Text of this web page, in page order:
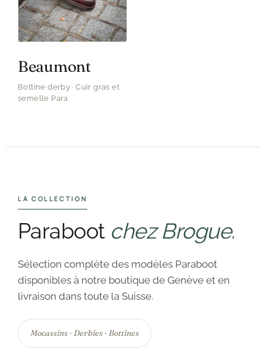
Beaumont
Bottine derby · Cuir gras et
semelle Para
LA COLLECTION
Paraboot chez Brogue.
Sélection complète des modèles Paraboot
disponibles à notre boutique de Genève et en
livraison dans toute la Suisse.
Mocassins · Derbies · Bottines